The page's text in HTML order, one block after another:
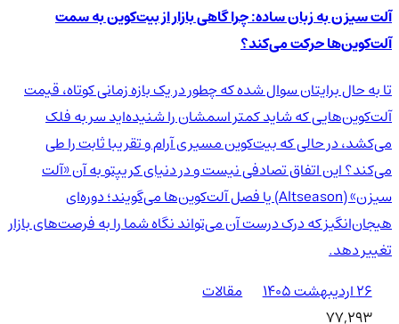
آلت سیزن به زبان ساده: چرا گاهی بازار از بیت‌کوین به سمت
آلت‌کوین‌ها حرکت می‌کند؟
تا به حال برایتان سوال شده که چطور در یک بازه زمانی کوتاه، قیمت
آلت‌کوین‌هایی که شاید کمتر اسمشان را شنیده‌اید سر به فلک
می‌کشد، در حالی که بیت‌کوین مسیری آرام و تقریبا ثابت را طی
می‌کند؟ این اتفاق تصادفی نیست و در دنیای کریپتو به آن «آلت
سیزن» (Altseason) یا فصل آلت‌کوین‌ها می‌گویند؛ دوره‌ای
هیجان‌انگیز که درک درست آن می‌تواند نگاه شما را به فرصت‌های بازار
تغییر دهد.
۲۶ اردیبهشت ۱۴۰۵
مقالات
77,293